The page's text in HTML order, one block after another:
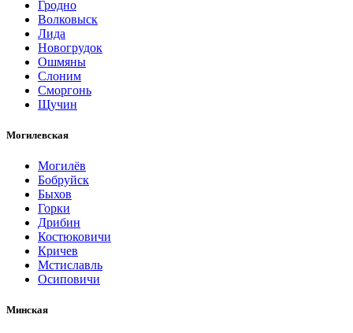
Гродно
Волковыск
Лида
Новогрудок
Ошмяны
Слоним
Сморгонь
Щучин
Могилевская
Могилёв
Бобруйск
Быхов
Горки
Дрибин
Костюковичи
Кричев
Мстиславль
Осиповичи
Минская